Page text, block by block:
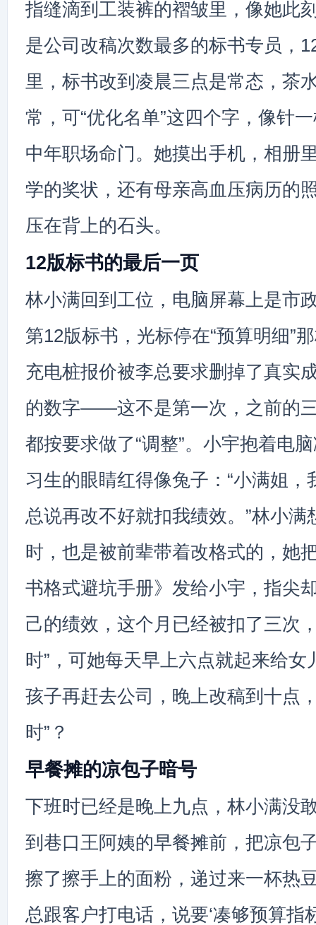
指缝滴到工装裤的褶皱里，像她此
是公司改稿次数最多的标书专员，
里，标书改到凌晨三点是常态，茶
常，可“优化名单”这四个字，像针
中年职场命门。她摸出手机，相册
学的奖状，还有母亲高血压病历的
压在背上的石头。
12版标书的最后一页
林小满回到工位，电脑屏幕上是市
第12版标书，光标停在“预算明细”
充电桩报价被李总要求删掉了真实
的数字——这不是第一次，之前的
都按要求做了“调整”。小宇抱着电
习生的眼睛红得像兔子：“小满姐，
总说再改不好就扣我绩效。”林小满
时，也是被前辈带着改格式的，她
书格式避坑手册》发给小宇，指
己的绩效，这个月已经被扣了三次
时”，可她每天早上六点就起来给女
孩子再赶去公司，晚上改稿到十点
时”？
早餐摊的凉包子暗号
下班时已经是晚上九点，林小满没
到巷口王阿姨的早餐摊前，把凉包
擦了擦手上的面粉，递过来一杯热
总跟客户打电话，说要‘凑够预算指